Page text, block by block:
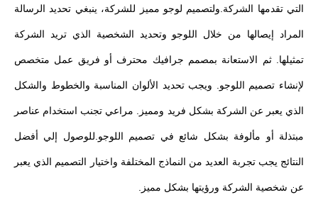
التي تقدمها الشركة.ولتصميم لوجو مميز للشركة، ينبغي تحديد الرسالة
المراد إيصالها من خلال اللوجو وتحديد الشخصية الذي تريد الشركة
تمثيلها. ثم الاستعانة بمصمم جرافيك محترف أو فريق عمل متخصص
لإنشاء تصميم اللوجو. ويجب تحديد الألوان المناسبة والخطوط والشكل
الذي يعبر عن الشركة بشكل فريد ومميز. مراعي تجنب استخدام عناصر
مبتذلة أو مألوفة بشكل شائع في تصميم اللوجو.للوصول إلي أفضل
النتائج يجب تجربة العديد من النماذج المختلفة واختيار التصميم الذي يعبر
عن شخصية الشركة ورؤيتها بشكل مميز.